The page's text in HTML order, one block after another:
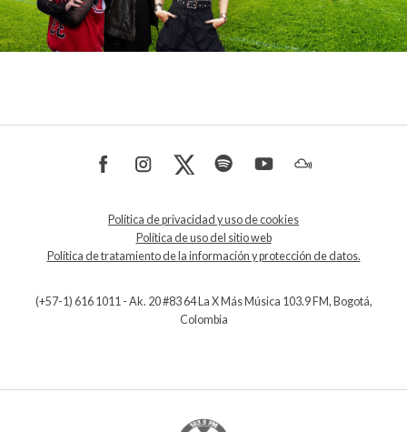
Política de privacidad y uso de cookies
Política de uso del sitio web
Política de tratamiento de la información y protección de datos.
(+57-1) 616 1011 - Ak. 20 #83 64 La X Más Música 103.9 FM, Bogotá,
Colombia